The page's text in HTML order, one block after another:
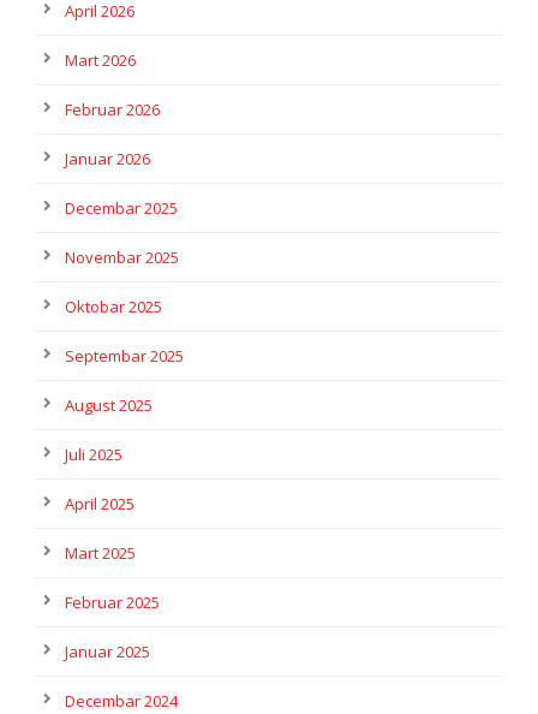
April 2026
Mart 2026
Februar 2026
Januar 2026
Decembar 2025
Novembar 2025
Oktobar 2025
Septembar 2025
August 2025
Juli 2025
April 2025
Mart 2025
Februar 2025
Januar 2025
Decembar 2024